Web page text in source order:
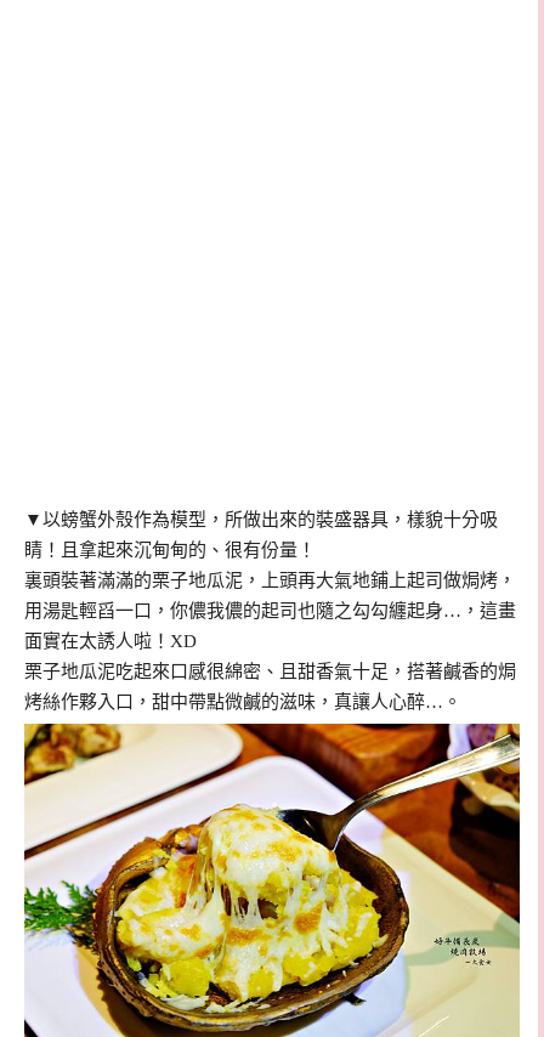
▼以螃蟹外殼作為模型，所做出來的裝盛器具，樣貌十分吸
睛！且拿起來沉甸甸的、很有份量！
裏頭裝著滿滿的栗子地瓜泥，上頭再大氣地鋪上起司做焗烤，
用湯匙輕舀一口，你儂我儂的起司也隨之勾勾纏起身…，這畫
面實在太誘人啦！XD
栗子地瓜泥吃起來口感很綿密、且甜香氣十足，搭著鹹香的焗
烤絲作夥入口，甜中帶點微鹹的滋味，真讓人心醉…。